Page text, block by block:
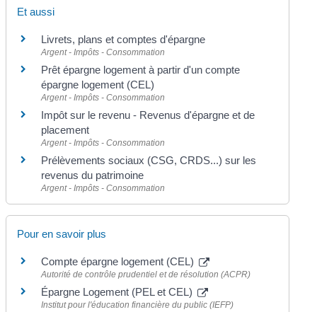
Et aussi
Livrets, plans et comptes d'épargne
Argent - Impôts - Consommation
Prêt épargne logement à partir d'un compte
épargne logement (CEL)
Argent - Impôts - Consommation
Impôt sur le revenu - Revenus d'épargne et de
placement
Argent - Impôts - Consommation
Prélèvements sociaux (CSG, CRDS...) sur les
revenus du patrimoine
Argent - Impôts - Consommation
Pour en savoir plus
Compte épargne logement (CEL)
Autorité de contrôle prudentiel et de résolution (ACPR)
Épargne Logement (PEL et CEL)
Institut pour l'éducation financière du public (IEFP)